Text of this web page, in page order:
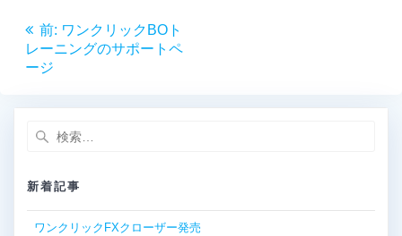
投
稿
ゲ
ー
前: 前
の
ワンクリックBOト
レーニングのサポートペ
ージ
検
新着記事
ワンクリックFXクローザー発売